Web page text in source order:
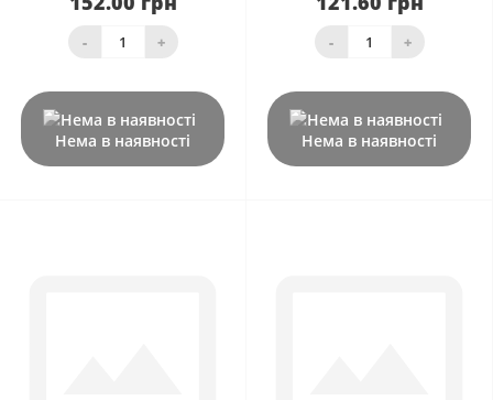
- +
Нема в наявності
- +
Нема в наявності